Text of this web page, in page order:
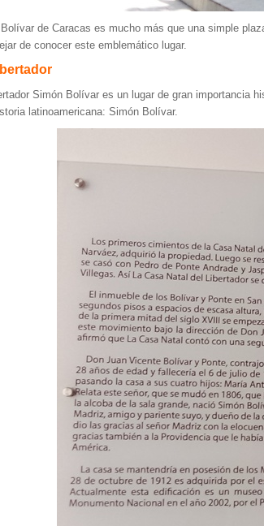
de Caracas es mucho más que una simple
de conocer este emblemático lugar.
Simón Bolívar es un lugar de gran importancia
latinoamericana: Simón Bolívar.